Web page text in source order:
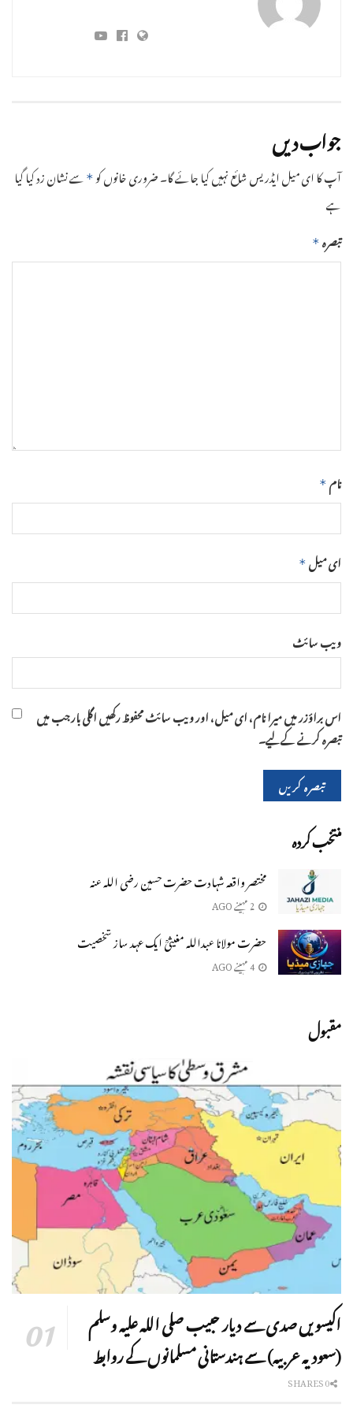
جواب دیں
آپ کا ای میل ایڈریس شائع نہیں کیا جائے گا۔ضروری خانوں کو* سے نشان زد کیا گیا
ہے
تبصرہ *
نام *
ای میل *
ویب‌ سائٹ
اس براؤزر میں میرا نام، ای میل، اور ویب سائٹ محفوظ رکھیں اگلی بار جب میں
تبصرہ کرنے کےلیے۔
منتخب کردہ
مختصر واقعہ شہادت حضرت حسین رضی اللہ عنہ
حضرت مولانا عبداللہ مغیثیؒ ایک عہد ساز شخصیت
مقبول
اکیسویں صدی سے دیار حبیب صلی اللہ علیہ وسلم
(سعودیہ عربیہ) سے ہندستانی مسلمانوں کے روابط